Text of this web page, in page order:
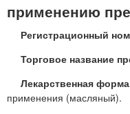
применению
Регистрационный
Торговое название
Лекарственная
применения (масляный).